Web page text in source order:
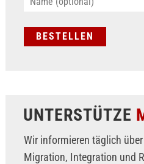
UNTERSTÜTZE
Wir informieren täglich
Migration, Integration und